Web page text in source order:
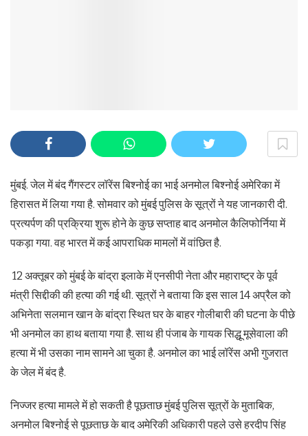
मुंबई. जेल में बंद गैंगस्टर लॉरेंस बिश्नोई का भाई अनमोल बिश्नोई अमेरिका में
हिरासत में लिया गया है. सोमवार को मुंबई पुलिस के सूत्रों ने यह जानकारी दी.
प्रत्यर्पण की प्रक्रिया शुरू होने के कुछ सप्ताह बाद अनमोल कैलिफोर्निया में
पकड़ा गया. वह भारत में कई आपराधिक मामलों में वांछित है.
12 अक्तूबर को मुंबई के बांद्रा इलाके में एनसीपी नेता और महाराष्ट्र के पूर्व
मंत्री सिद्दीकी की हत्या की गई थी. सूत्रों ने बताया कि इस साल 14 अप्रैल को
अभिनेता सलमान खान के बांद्रा स्थित घर के बाहर गोलीबारी की घटना के पीछे
भी अनमोल का हाथ बताया गया है. साथ ही पंजाब के गायक सिद्धू मूसेवाला की
हत्या में भी उसका नाम सामने आ चुका है. अनमोल का भाई लॉरेंस अभी गुजरात
के जेल में बंद है.
निज्जर हत्या मामले में हो सकती है पूछताछ मुंबई पुलिस सूत्रों के मुताबिक,
अनमोल बिश्नोई से पूछताछ के बाद अमेरिकी अधिकारी पहले उसे हरदीप सिंह